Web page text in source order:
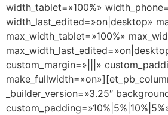
width_tablet=»100%»
width_last_edited=»on|desktop»
max_width_tablet=»100%»
custom_margin=»|||»
_builder_version=»3.25″